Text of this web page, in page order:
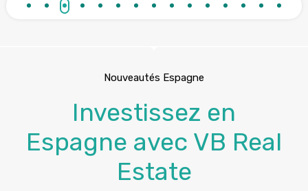
Nouveautés Espagne
Investissez en
Espagne avec VB Real
Estate